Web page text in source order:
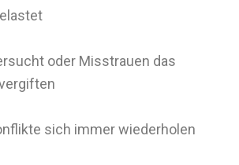
oder Misstrauen das
sich immer wiederholen